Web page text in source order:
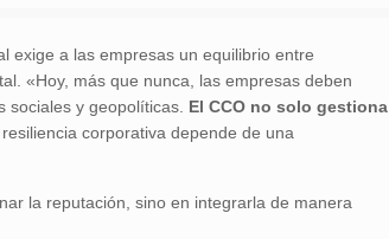
exige a las empresas un equilibrio entre
«Hoy, más que nunca, las empresas deben
sociales y geopolíticas. El CCO no solo gestiona
corporativa depende de una
la reputación, sino en integrarla de manera